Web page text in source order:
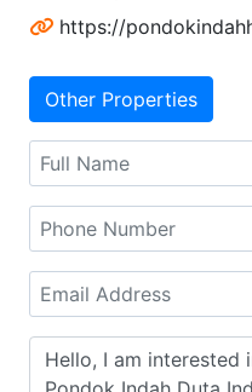
https://
Other Properties